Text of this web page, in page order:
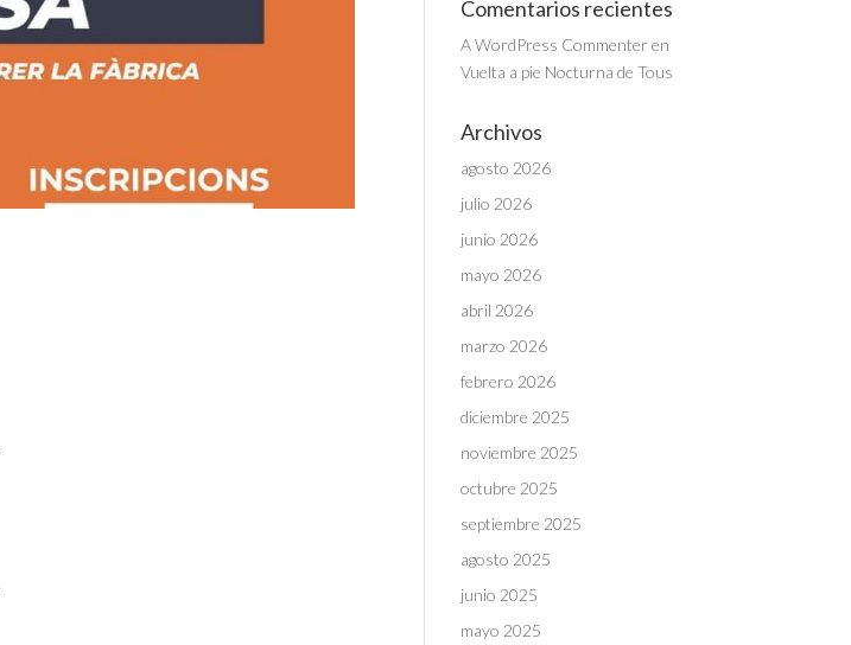
Comentarios recientes
A WordPress Commenter en
Vuelta a pie Nocturna de Tous
Archivos
agosto 2026
julio 2026
junio 2026
mayo 2026
abril 2026
marzo 2026
febrero 2026
diciembre 2025
noviembre 2025
octubre 2025
septiembre 2025
agosto 2025
junio 2025
mayo 2025